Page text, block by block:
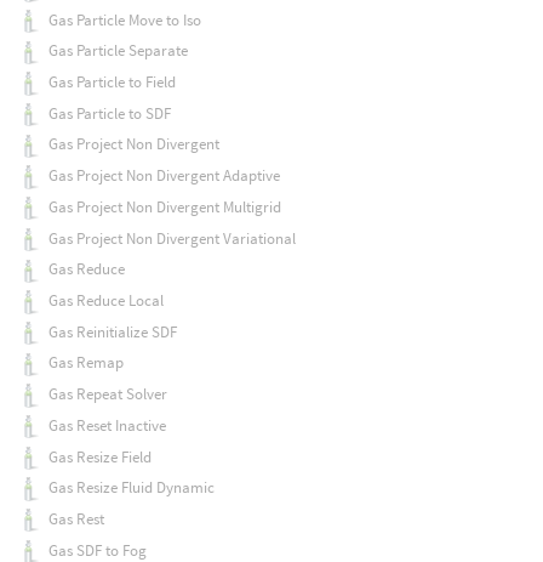
Gas Particle Move to Iso
Gas Particle Separate
Gas Particle to Field
Gas Particle to SDF
Gas Project Non Divergent
Gas Project Non Divergent Adaptive
Gas Project Non Divergent Multigrid
Gas Project Non Divergent Variational
Gas Reduce
Gas Reduce Local
Gas Reinitialize SDF
Gas Remap
Gas Repeat Solver
Gas Reset Inactive
Gas Resize Field
Gas Resize Fluid Dynamic
Gas Rest
Gas SDF to Fog